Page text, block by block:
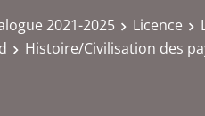
2021-2025 Licence
Histoire/Civilisation des